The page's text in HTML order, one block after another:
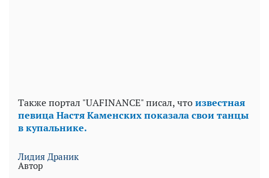
Также портал "UAFINANCE" писал, чтоизвестная
певица Настя Каменских показала свои танцы
в купальнике.
Лидия Драник
Автор